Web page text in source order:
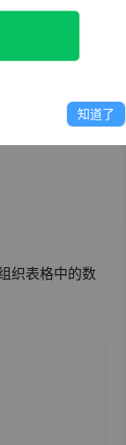
一些简单的
织表格中的数
知道了